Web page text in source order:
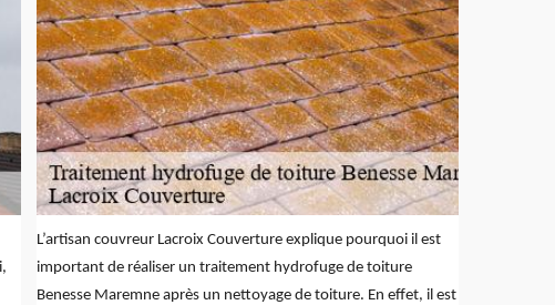
L’artisan couvreur Lacroix Couverture explique pourquoi il est
important de réaliser un traitement hydrofuge de toiture
Benesse Maremne après un nettoyage de toiture. En effet, il est